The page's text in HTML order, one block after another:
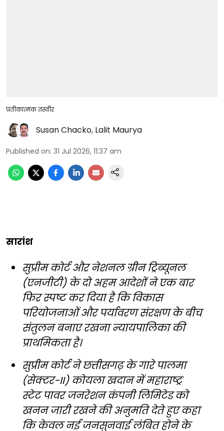
प्रतीकात्मक तस्वीर
Susan Chacko, Lalit Maurya
Published on: 31 Jul 2026, 11:37 am
सारांश
सुप्रीम कोर्ट और नेशनल ग्रीन ट्रिब्यूनल
(एनजीटी) के दो अहम आदेशों ने एक बार
फिर स्पष्ट कर दिया है कि विकास
परियोजनाओं और पर्यावरण संरक्षण के बीच
संतुलन बनाए रखना न्यायपालिका की
प्राथमिकता है।
सुप्रीम कोर्ट ने छत्तीसगढ़ के गारे पालमा
(सेक्टर-II) कोयला खदान में महाराष्ट्र
स्टेट पावर जनरेशन कंपनी लिमिटेड को
खनन जारी रखने की अनुमति देते हुए कहा
कि केवल नई जनसुनवाई लंबित होने के